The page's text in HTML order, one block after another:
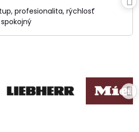
/
5
profesionalita, rýchlosť